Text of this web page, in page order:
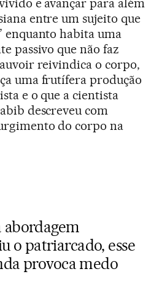
e avançar para além
entre um sujeito que
enquanto habita uma
passivo que não faz
reivindica o corpo,
uma frutífera produção
e o que a cientista
descreveu com
do corpo na
o patriarcado, esse
provoca medo